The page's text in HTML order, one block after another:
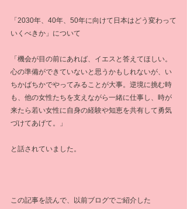
「2030年、40年、50年に向けて日本はどう変わって
いくべきか」について
「機会が目の前にあれば、イエスと答えてほしい。
心の準備ができていないと思うかもしれないが、い
ちかばちかでやってみることが大事。逆境に挑む時
も、他の女性たちを支えながら一緒に仕事し、時が
来たら若い女性に自身の経験や知恵を共有して勇気
づけてあげて。」
と話されていました。
この記事を読んで、以前ブログでご紹介した